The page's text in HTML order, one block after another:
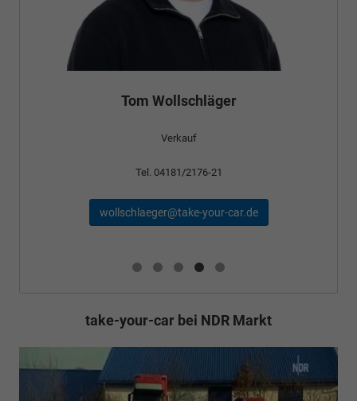
Tom Wollschläger
Verkauf
Tel. 04181/2176-21
wollschlaeger@take-your-car.de
take-your-car bei NDR Markt